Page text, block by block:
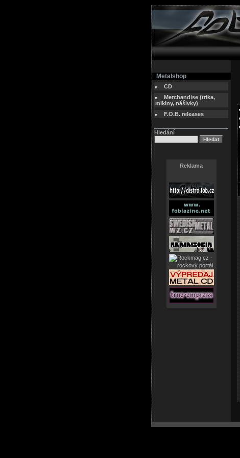
Metalshop
CD
Merchandise (trika,
mikiny, nášivky)
F.O.B. releases
Hledání
Reklama